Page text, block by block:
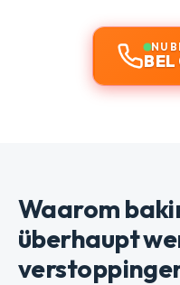
NU
Waarom
überhaupt